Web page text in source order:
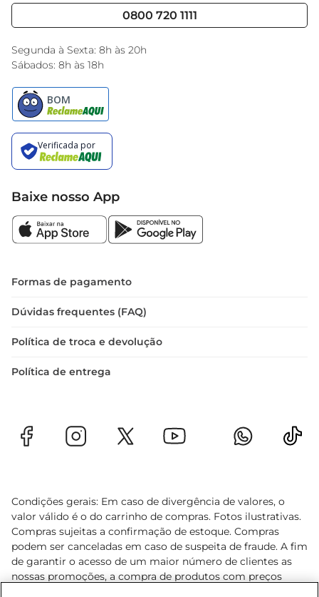
Black Friday
Encarte do Dia
0800 720 1111
Segunda à Sexta: 8h às 20h
Sábados: 8h às 18h
Baixe nosso App
Formas de pagamento
Dúvidas frequentes (FAQ)
Política de troca e devolução
Política de entrega
Condições gerais: Em caso de divergência de valores, o
valor válido é o do carrinho de compras. Fotos ilustrativas.
Compras sujeitas a confirmação de estoque. Compras
podem ser canceladas em caso de suspeita de fraude. A fim
de garantir o acesso de um maior número de clientes as
nossas promoções, a compra de produtos com preços